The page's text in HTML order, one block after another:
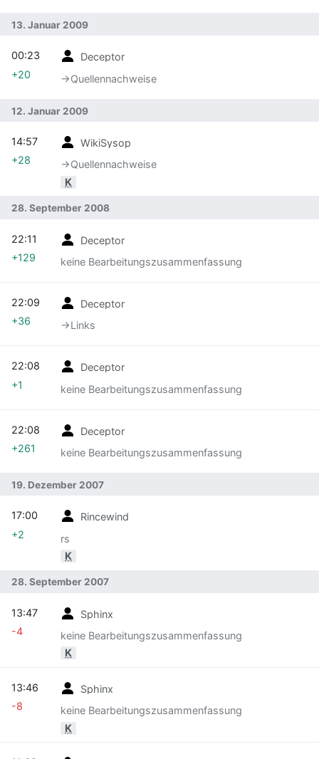
13. Januar 2009
Deceptor
→‎Quellennachweise
00:23
+20
12. Januar 2009
WikiSysop
→‎Quellennachweise
K
14:57
+28
28. September 2008
Deceptor
keine Bearbeitungszusammenfassung
22:11
+129
Deceptor
→‎Links
22:09
+36
Deceptor
keine Bearbeitungszusammenfassung
22:08
+1
Deceptor
keine Bearbeitungszusammenfassung
22:08
+261
19. Dezember 2007
Rincewind
rs
K
17:00
+2
28. September 2007
Sphinx
keine Bearbeitungszusammenfassung
K
13:47
-4
Sphinx
keine Bearbeitungszusammenfassung
K
13:46
-8